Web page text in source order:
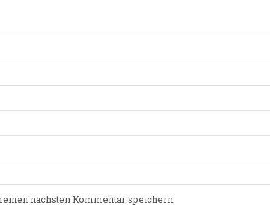
nächsten Kommentar speichern.